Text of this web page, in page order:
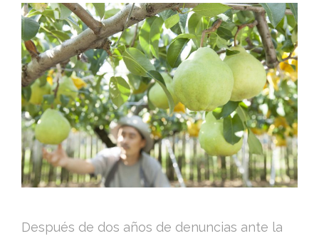
Después de dos años de denuncias ante la